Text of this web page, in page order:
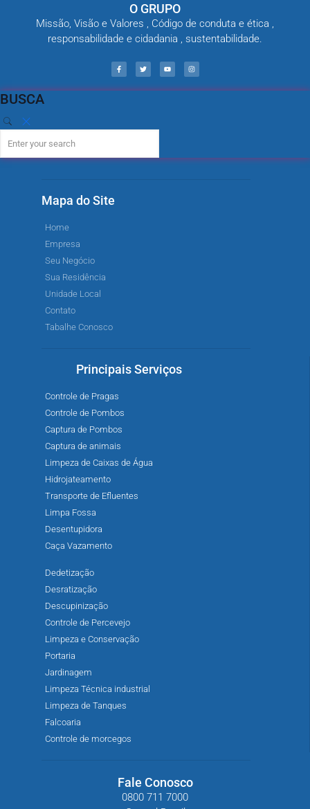
O GRUPO
Missão, Visão e Valores , Código de conduta e ética ,
responsabilidade e cidadania , sustentabilidade.
BUSCA
Mapa do Site
Home
Empresa
Seu Negócio
Sua Residência
Unidade Local
Contato
Tabalhe Conosco
Principais Serviços
Controle de Pragas
Controle de Pombos
Captura de Pombos
Captura de animais
Limpeza de Caixas de Água
Hidrojateamento
Transporte de Efluentes
Limpa Fossa
Desentupidora
Caça Vazamento
Dedetização
Desratização
Descupinização
Controle de Percevejo
Limpeza e Conservação
Portaria
Jardinagem
Limpeza Técnica industrial
Limpeza de Tanques
Falcoaria
Controle de morcegos
Fale Conosco
0800 711 7000